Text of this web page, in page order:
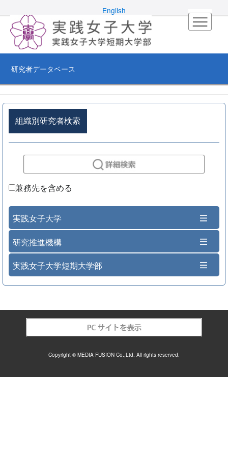
English
研究者データベース
組織別研究者検索
兼務先を含める
実践女子大学
研究推進機構
実践女子大学短期大学部
Copyright © MEDIA FUSION Co.,Ltd. All rights reserved.